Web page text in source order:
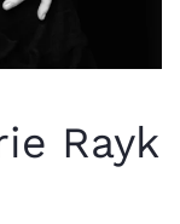
Rayk